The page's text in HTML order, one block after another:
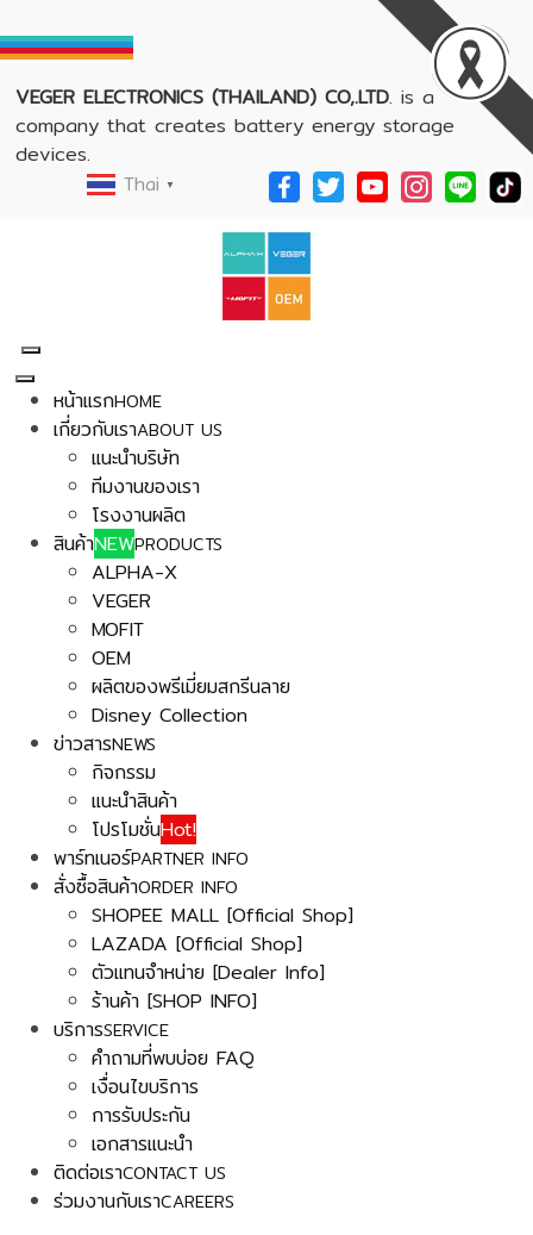
VEGER ELECTRONICS (THAILAND) CO,.LTD. is a
company that creates battery energy storage
devices.
Thai ▼
หน้าแรกHOME
เกี่ยวกับเราABOUT US
แนะนำบริษัท
ทีมงานของเรา
โรงงานผลิต
สินค้าNEWPRODUCTS
ALPHA-X
VEGER
MOFIT
OEM
ผลิตของพรีเมี่ยมสกรีนลาย
Disney Collection
ข่าวสารNEWS
กิจกรรม
แนะนำสินค้า
โปรโมชั่นHot!
พาร์ทเนอร์PARTNER INFO
สั่งซื้อสินค้าORDER INFO
SHOPEE MALL [Official Shop]
LAZADA [Official Shop]
ตัวแทนจำหน่าย [Dealer Info]
ร้านค้า [SHOP INFO]
บริการSERVICE
คำถามที่พบบ่อย FAQ
เงื่อนไขบริการ
การรับประกัน
เอกสารแนะนำ
ติดต่อเราCONTACT US
ร่วมงานกับเราCAREERS